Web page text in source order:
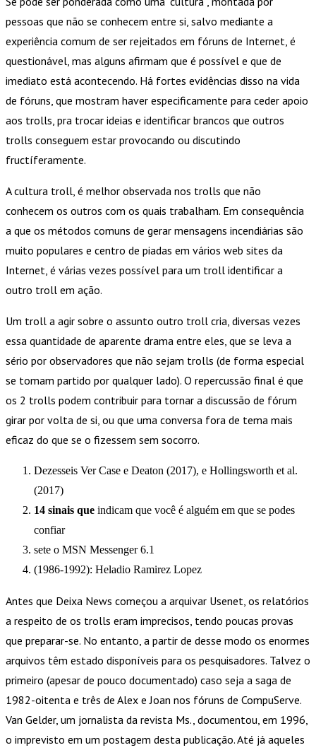
pessoas que não se conhecem entre si, salvo mediante a
experiência comum de ser rejeitados em fóruns de Internet, é
questionável, mas alguns afirmam que é possível e que de
imediato está acontecendo. Há fortes evidências disso na vida
de fóruns, que mostram haver especificamente para ceder apoio
aos trolls, pra trocar ideias e identificar brancos que outros
trolls conseguem estar provocando ou discutindo
fructíferamente.
A cultura troll, é melhor observada nos trolls que não
conhecem os outros com os quais trabalham. Em consequência
a que os métodos comuns de gerar mensagens incendiárias são
muito populares e centro de piadas em vários web sites da
Internet, é várias vezes possível para um troll identificar a
outro troll em ação.
Um troll a agir sobre o assunto outro troll cria, diversas vezes
essa quantidade de aparente drama entre eles, que se leva a
sério por observadores que não sejam trolls (de forma especial
se tomam partido por qualquer lado). O repercussão final é que
os 2 trolls podem contribuir para tornar a discussão de fórum
girar por volta de si, ou que uma conversa fora de tema mais
eficaz do que se o fizessem sem socorro.
Dezesseis Ver Case e Deaton (2017), e Hollingsworth et al.
(2017)
14 sinais que indicam que você é alguém em que se podes
confiar
sete o MSN Messenger 6.1
(1986-1992): Heladio Ramirez Lopez
Antes que Deixa News começou a arquivar Usenet, os relatórios
a respeito de os trolls eram imprecisos, tendo poucas provas
que preparar-se. No entanto, a partir de desse modo os enormes
arquivos têm estado disponíveis para os pesquisadores. Talvez o
primeiro (apesar de pouco documentado) caso seja a saga de
1982-oitenta e três de Alex e Joan nos fóruns de CompuServe.
Van Gelder, um jornalista da revista Ms., documentou, em 1996,
o imprevisto em um postagem desta publicação. Até já aqueles